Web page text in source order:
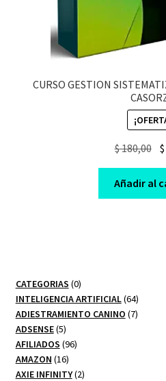
CURSO GESTION
$180,00
$
$
Añadir al
CATEGORIAS 00
productos
INTELIGENCIA ARTIFICIAL 6464
ADIESTRAMIENTO CANINO 77
ADSENSE 55
productos
AFILIADOS 9696
AMAZON 1616
productos
AXIE INFINITY 22